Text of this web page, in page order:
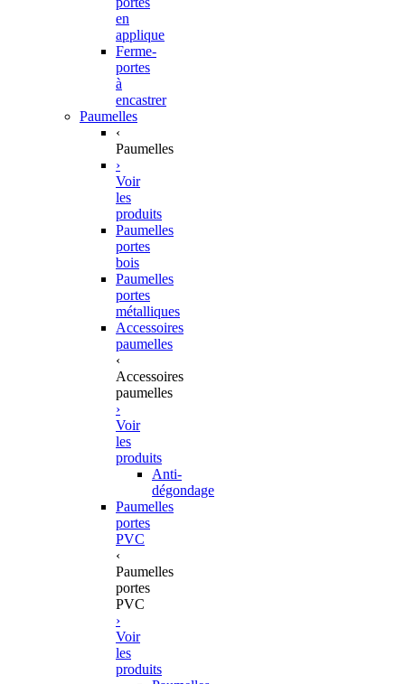
en
applique
Ferme-
portes
à
encastrer
Paumelles
‹
Paumelles
›
Voir
les
produits
Paumelles
portes
bois
Paumelles
portes
métalliques
Accessoires
paumelles
‹
Accessoires
paumelles
›
Voir
les
produits
Anti-
dégondage
Paumelles
portes
PVC
‹
Paumelles
portes
PVC
›
Voir
les
produits